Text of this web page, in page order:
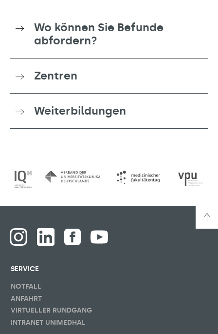
Wo können Sie Befunde
abfordern?
Zentren
Weiterbildungen
SERVICE
NOTFALL
ANFAHRT
VIRTUELLER RUNDGANG
INTRANET UNIMEDHAL